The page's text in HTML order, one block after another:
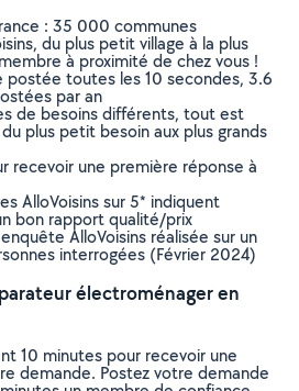
: 35 000 communes
du plus petit village à la plus
à proximité de chez vous !
postée toutes les 10 secondes, 3.6
par an
de besoins différents, tout est
plus petit besoin aux plus grands
recevoir une première réponse à
AlloVoisins sur 5* indiquent
bon rapport qualité/prix
AlloVoisins réalisée sur un
interrogées (Février 2024)
électroménager en
10 minutes pour recevoir une
demande. Postez votre demande